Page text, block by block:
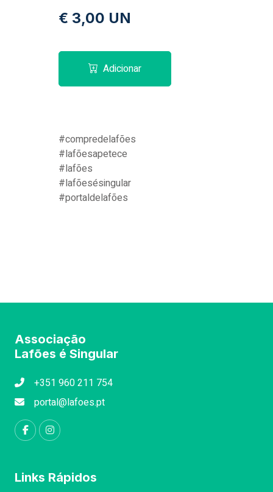
€ 3,00 UN
Adicionar
#compredelafões
#lafõesapetece
#lafões
#lafõesésingular
#portaldelafões
Associação
Lafões é Singular
+351 960 211 754
portal@lafoes.pt
Links Rápidos